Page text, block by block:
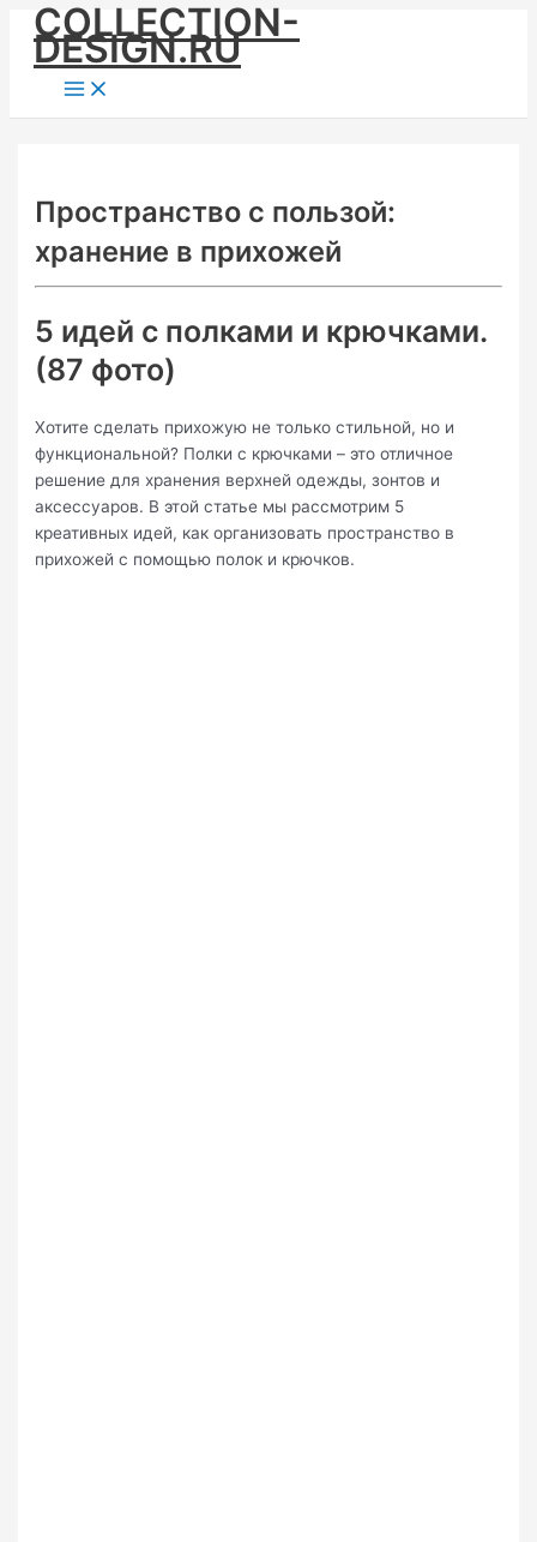
Skip
content
COLLECTION-
DESIGN.RU
Main
Menu
Пространство с пользой:
хранение в прихожей
5 идей с полками и крючками.
(87 фото)
Хотите сделать прихожую не только стильной, но и
функциональной? Полки с крючками – это отличное
решение для хранения верхней одежды, зонтов и
аксессуаров. В этой статье мы рассмотрим 5
креативных идей, как организовать пространство в
прихожей с помощью полок и крючков.